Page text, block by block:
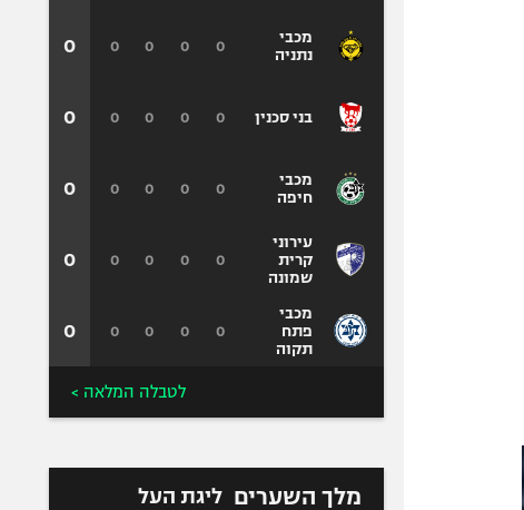
מכבי
נתניה
בני סכנין
מכבי
חיפה
עירוני
קרית
שמונה
מכבי
פתח
תקוה
0
0
0
0
0
0
0
0
0
0
0
0
0
0
0
0
0
0
0
0
0
0
0
0
0
לטבלה המלאה >
מלך השערים ליגת העל